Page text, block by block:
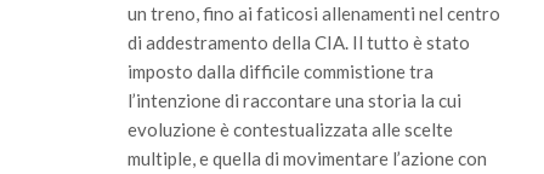
un treno, fino ai faticosi allenamenti nel centro
di addestramento della CIA. Il tutto è stato
imposto dalla difficile commistione tra
l’intenzione di raccontare una storia la cui
evoluzione è contestualizzata alle scelte
multiple, e quella di movimentare l’azione con